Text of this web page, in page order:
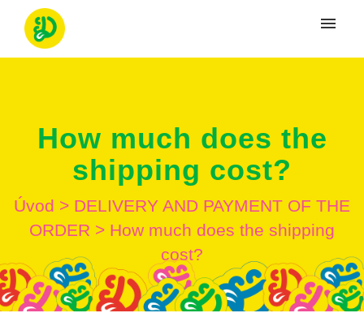
Prihlásenie
How much does the
shipping cost?
Úvod > DELIVERY AND PAYMENT OF THE
ORDER > How much does the shipping
cost?